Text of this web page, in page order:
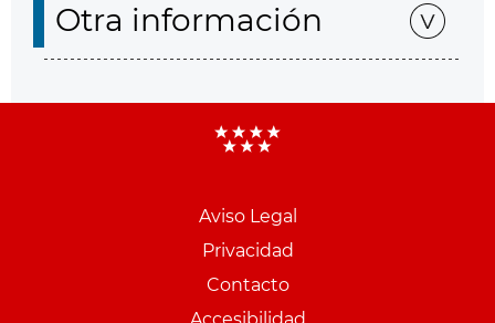
Otra información
Aviso Legal
Privacidad
Contacto